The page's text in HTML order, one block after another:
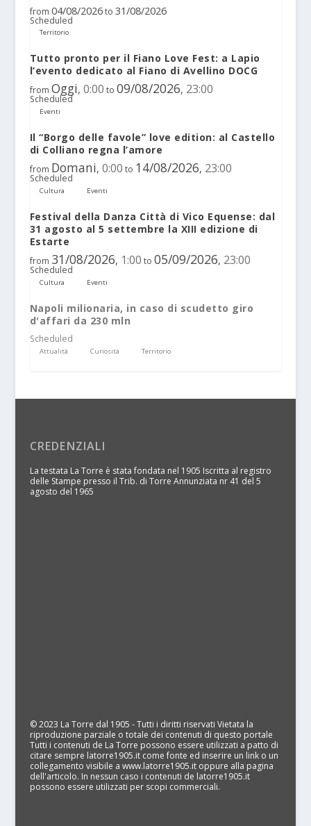
from 04/08/2026 to 31/08/2026
Scheduled
Territorio
Tutto pronto per il Fiano Love Fest: a Lapio
l’evento dedicato al Fiano di Avellino DOCG
from Oggi, 0:00 to 09/08/2026, 23:00
Scheduled
Eventi
Il “Borgo delle favole” love edition: al Castello
di Colliano regna l’amore
from Domani, 0:00 to 14/08/2026, 23:00
Scheduled
Cultura Eventi
Festival della Danza Città di Vico Equense: dal
31 agosto al 5 settembre la XIII edizione di
Estarte
from 31/08/2026, 1:00 to 05/09/2026, 23:00
Scheduled
Cultura Eventi
Napoli milionaria, in caso di scudetto giro
d'affari da 230 mln
Scheduled
Attualità Curiosità Territorio
CREDENZIALI
La testata La Torre è stata fondata nel 1905 Iscritta al registro
delle Stampe presso il Trib. di Torre Annunziata nr 41 del 5
agosto del 1965
© 2023 La Torre dal 1905 - Tutti i diritti riservati Vietata la
riproduzione parziale o totale dei contenuti di questo portale
Tutti i contenuti de La Torre possono essere utilizzati a patto di
citare sempre latorre1905.it come fonte ed inserire un link o un
collegamento visibile a www.latorre1905.it oppure alla pagina
dell'articolo. In nessun caso i contenuti de latorre1905.it
possono essere utilizzati per scopi commerciali.